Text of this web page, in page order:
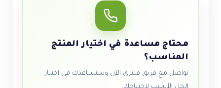
محتاج مساعدة في اختيار المنتج
المناسب؟
تواصل مع فريق فلتري الآن وسنساعدك في اختيار